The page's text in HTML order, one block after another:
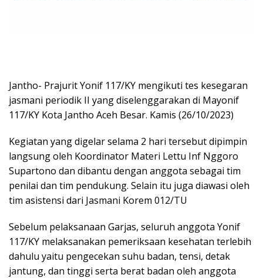
Jantho- Prajurit Yonif 117/KY mengikuti tes kesegaran
jasmani periodik II yang diselenggarakan di Mayonif
117/KY Kota Jantho Aceh Besar. Kamis (26/10/2023)
Kegiatan yang digelar selama 2 hari tersebut dipimpin
langsung oleh Koordinator Materi Lettu Inf Nggoro
Supartono dan dibantu dengan anggota sebagai tim
penilai dan tim pendukung. Selain itu juga diawasi oleh
tim asistensi dari Jasmani Korem 012/TU
Sebelum pelaksanaan Garjas, seluruh anggota Yonif
117/KY melaksanakan pemeriksaan kesehatan terlebih
dahulu yaitu pengecekan suhu badan, tensi, detak
jantung, dan tinggi serta berat badan oleh anggota